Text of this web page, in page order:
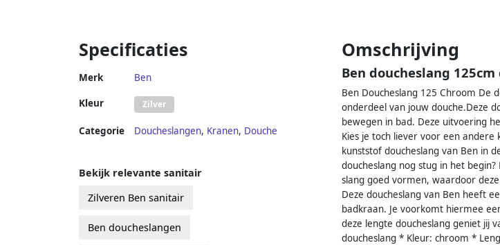
Specificaties
Merk Ben
Kleur Zilver
Categorie Doucheslangen, Kranen, Douche
Omschrijving
Ben doucheslang 125cm
Ben Doucheslang 125 Chroom
onderdeel van jouw douche.Deze
bewegen in bad. Deze uitvoering
Kies je toch liever voor een andere
kunststof doucheslang van Ben in
doucheslang nog stug in het
slang goed vormen, waardoor
Deze doucheslang van Ben heeft
badkraan. Je voorkomt hiermee
deze lengte doucheslang geniet jij
doucheslang * Kleur: chroom *
Bekijk relevante sanitair
Zilveren Ben sanitair
Ben doucheslangen